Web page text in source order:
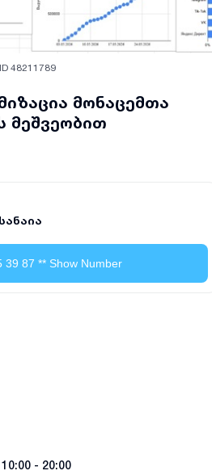
ID 48211789
მონაცემთა
მეშვეობით
39 87 ** Show Number
10:00 - 20:00